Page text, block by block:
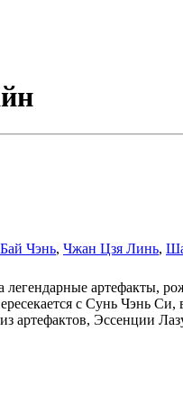
Чэнь, Чжан Цзя Линь,
артефакты,
с Сунь Чэнь
артефактов, Эссенции